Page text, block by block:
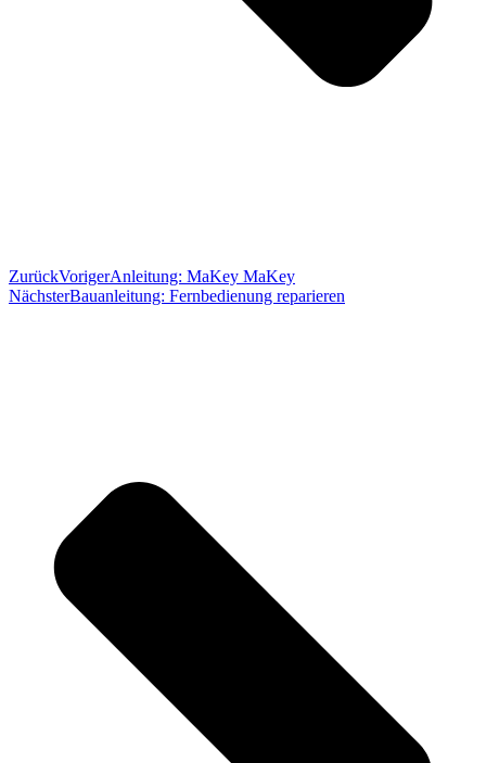
ZurückVorigerAnleitung: MaKey MaKey
NächsterBauanleitung: Fernbedienung reparieren